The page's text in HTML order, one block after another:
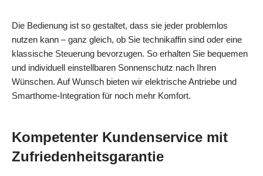
Die Bedienung ist so gestaltet, dass sie jeder problemlos
nutzen kann – ganz gleich, ob Sie technikaffin sind oder eine
klassische Steuerung bevorzugen. So erhalten Sie bequemen
und individuell einstellbaren Sonnenschutz nach Ihren
Wünschen. Auf Wunsch bieten wir elektrische Antriebe und
Smarthome‑Integration für noch mehr Komfort.
Kompetenter Kundenservice mit
Zufriedenheitsgarantie